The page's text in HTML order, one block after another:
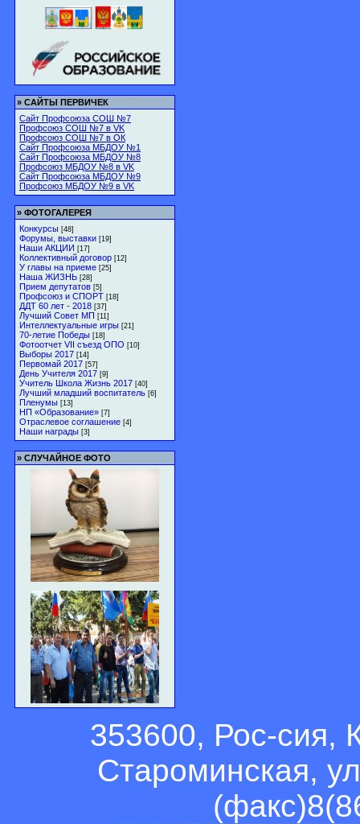
» САЙТЫ ПЕРВИЧЕК
Сайт Профсоюза СОШ №7
Профсоюз СОШ №7 в VK
Профсоюз СОШ №7 в ОК
Сайт Профсоюза МБДОУ №1
Сайт Профсоюза МБДОУ №8
Профсоюз МБДОУ №8 в VK
Сайт Профсоюза МБДОУ №9
Профсоюз МБДОУ №9 в VK
» ФОТОГАЛЕРЕЯ
Конкурсы [48]
Форумы, выставки [19]
Наши АКЦИИ [17]
Коллективный договор [12]
У главы на приеме [25]
Наша ЖИЗНЬ [28]
Прием депутатов [5]
Профсоюз и СПОРТ [18]
ДДТ 60 лет - 2018 [37]
Лучший Совет МП [11]
Интеллектуальные игры [21]
70-летие Победы [18]
Фотоотчет VII съезд ОПО [10]
Выборы 2017 [14]
Первомай 2017 [57]
День Учителя 2017 [9]
Учитель Школа Жизнь 2017 [40]
Лучший младший воспитатель [6]
Пленумы [13]
НП «Образование» [7]
Отраслевое соглашение [4]
Наши награды [3]
» СЛУЧАЙНОЕ ФОТО
353600, Рос-сия,
Староминская,